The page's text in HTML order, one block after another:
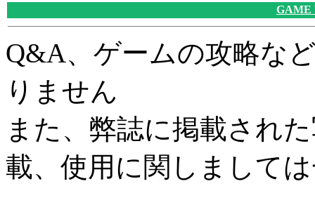
GAME
Q&A、ゲームの攻略な
りません
また、弊誌に掲載され
載、使用に関しまして